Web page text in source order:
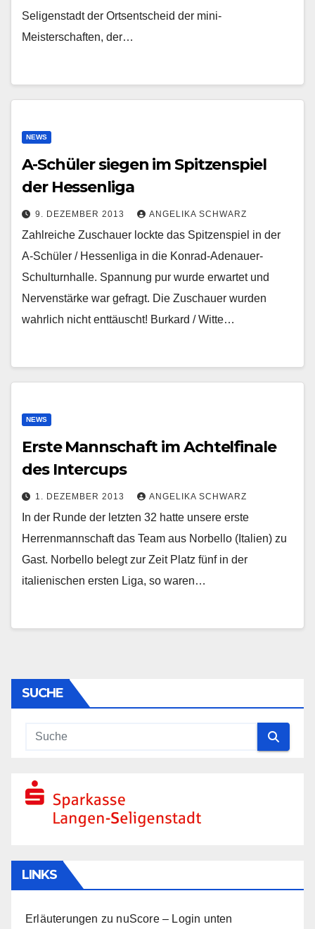
Seligenstadt der Ortsentscheid der mini-
Meisterschaften, der…
NEWS
A-Schüler siegen im Spitzenspiel
der Hessenliga
9. DEZEMBER 2013 ANGELIKA SCHWARZ
Zahlreiche Zuschauer lockte das Spitzenspiel in der
A-Schüler / Hessenliga in die Konrad-Adenauer-
Schulturnhalle. Spannung pur wurde erwartet und
Nervenstärke war gefragt. Die Zuschauer wurden
wahrlich nicht enttäuscht! Burkard / Witte…
NEWS
Erste Mannschaft im Achtelfinale
des Intercups
1. DEZEMBER 2013 ANGELIKA SCHWARZ
In der Runde der letzten 32 hatte unsere erste
Herrenmannschaft das Team aus Norbello (Italien) zu
Gast. Norbello belegt zur Zeit Platz fünf in der
italienischen ersten Liga, so waren…
SUCHE
LINKS
Erläuterungen zu nuScore– Login unten